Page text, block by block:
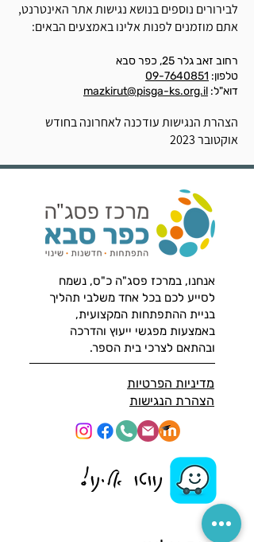
לבירורים נוספים בנושא נגישות אתר האינטרנט,
אתם מוזמנים לפנות אלינו באמצעים הבאים:
רחוב זאב גלר 25, כפר סבא
טלפון: 09-7640851
דוא"ל: mazkirut@pisga-ks.org.il
הצהרת הנגישות עודכנה לאחרונה בחודש
אוקטובר
אנחנו, במרכז פסג"ה כ"ס, נשמח
לסייע לכם בכל אחד משלבי תהליך
בניית ההתפתחות המקצועית,
באמצעות מפגשי ייעוץ והדרכה
ובהתאם לצרכי בית הספר.
מדיניות הפרטיות
הצהרת הנגישות
נווטו אלינו!